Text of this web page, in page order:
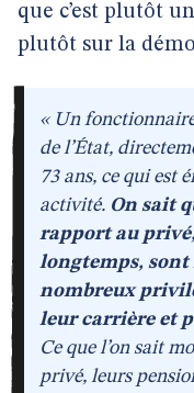
que c’est plutôt
plutôt sur la
« Un
de l’État,
73 ans, ce qui est
activité. On sait
rapport au
longtemps, sont
nombreux
leur carrière et
Ce que l’on sait
privé, leurs